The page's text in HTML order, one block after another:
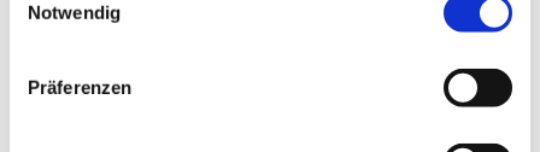
Notwendig
Präferenzen